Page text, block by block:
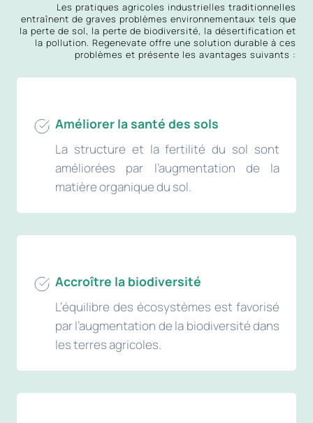
Les pratiques agricoles industrielles traditionnelles
entraînent de graves problèmes environnementaux tels que
la perte de sol, la perte de biodiversité, la désertification et
la pollution. Regenevate offre une solution durable à ces
problèmes et présente les avantages suivants :
Améliorer la santé des sols
La structure et la fertilité du sol sont
améliorées par l’augmentation de la
matière organique du sol.
Accroître la biodiversité
L’équilibre des écosystèmes est favorisé
par l’augmentation de la biodiversité dans
les terres agricoles.